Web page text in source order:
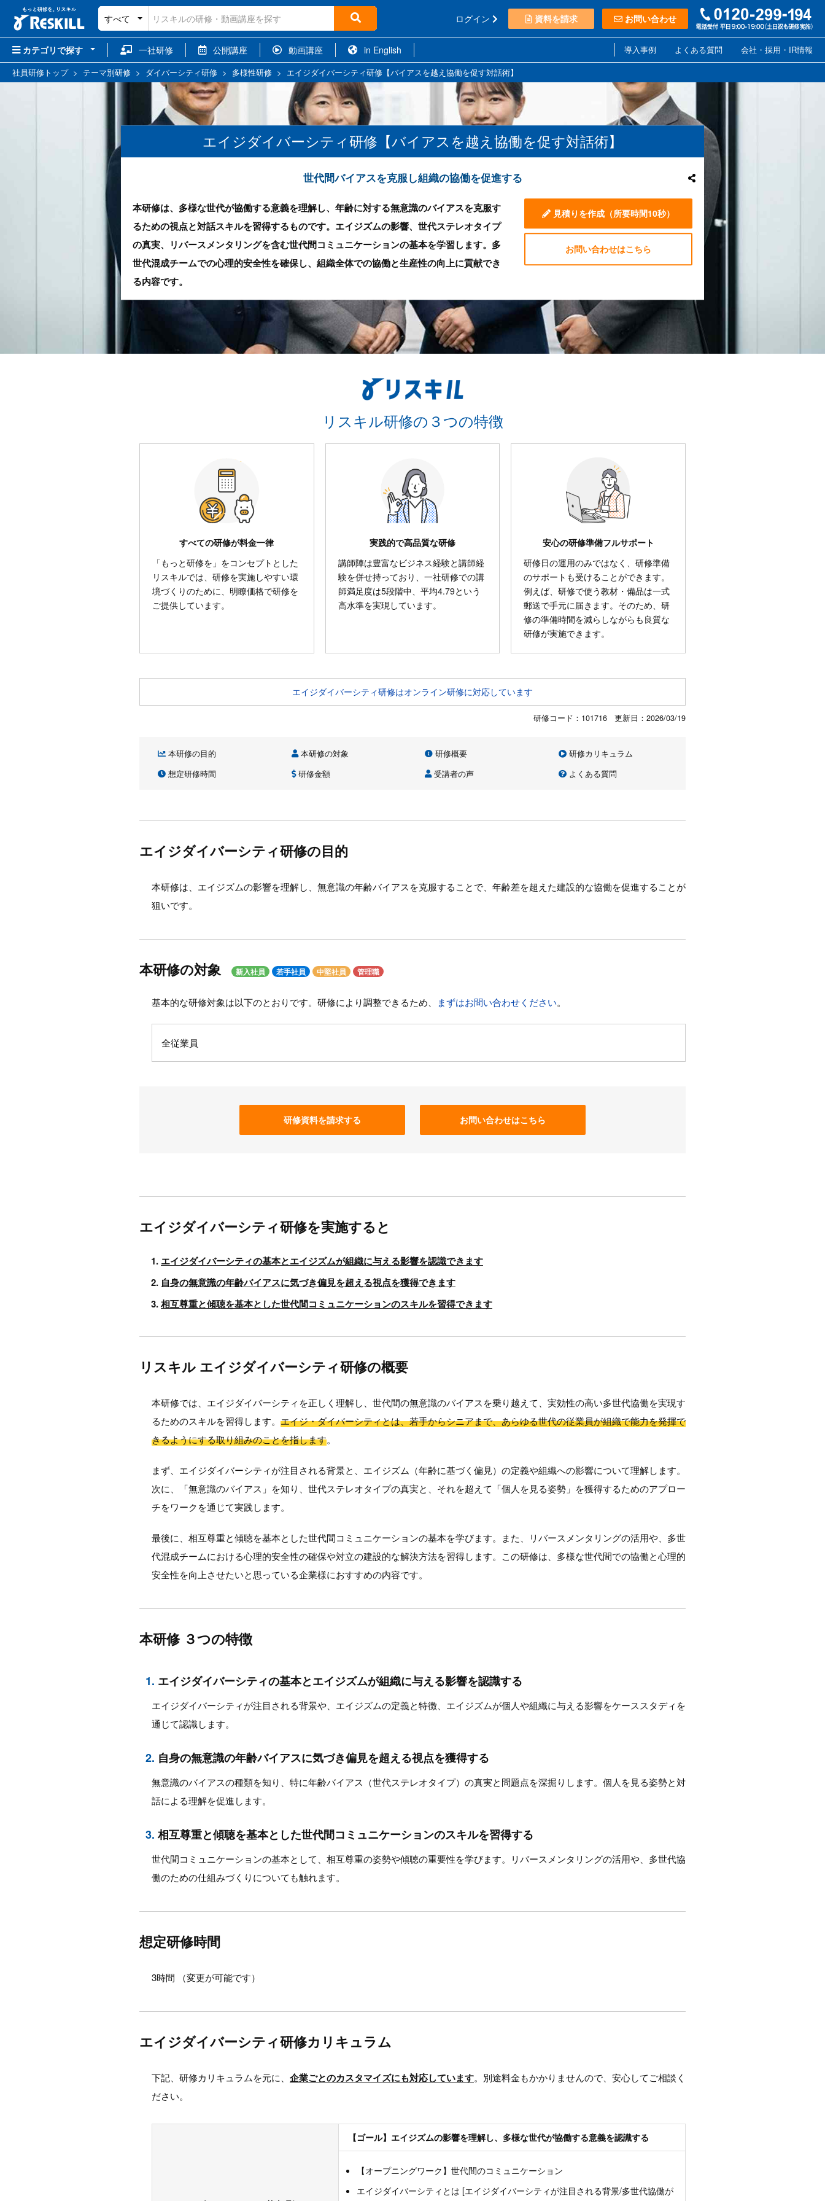
すべて ログイン 資料を請求 お問い合わせ
カテゴリで探す 一社研修 公開講座 動画講座 in English 導入事例 よくある質問
会社・採用・IR情報
社員研修トップ> テーマ別研修 > ダイバーシティ研修 > 多様性研修 > エイジダイバーシティ研修【バイアスを越え協働を促す対話術】
エイジダイバーシティ研修【バイアスを越え協働を促す対話術】
世代間バイアスを克服し組織の協働を促進する
本研修は、多様な世代が協働する意義を理解し、年齢に対する無意識のバイアスを克服す
るための視点と対話スキルを習得するものです。エイジズムの影響、世代ステレオタイプ
の真実、リバースメンタリングを含む世代間コミュニケーションの基本を学習します。多
世代混成チームでの心理的安全性を確保し、組織全体での協働と生産性の向上に貢献でき
る内容です。
見積りを作成 （所要時間10秒）
お問い合わせはこちら
リスキル研修の３つの特徴
すべての研修が料金一律
「もっと研修を」をコンセプトとした
リスキルでは、研修を実施しやすい環
境づくりのために、明瞭価格で研修を
ご提供しています。
実践的で高品質な研修
講師陣は豊富なビジネス経験と講師経
験を併せ持っており、一社研修での講
師満足度は5段階中、平均4.79という
高水準を実現しています。
安心の研修準備フルサポート
研修日の運用のみではなく、研修準備
のサポートも受けることができます。
例えば、研修で使う教材・備品は一式
郵送で手元に届きます。そのため、研
修の準備時間を減らしながらも良質な
研修が実施できます。
エイジダイバーシティ研修はオンライン研修に対応しています
研修コード：101716 更新日： 2026/03/19
本研修の目的 本研修の対象 研修概要
研修カリキュラム
想定研修時間
研修金額 受講者の声 よくある質問
エイジダイバーシティ研修の目的
本研修は、エイジズムの影響を理解し、無意識の年齢バイアスを克服することで、年齢差を超えた建設的な協働を促進することが
狙いです。
本研修の対象 新入社員 若手社員 中堅社員 管理職
基本的な研修対象は以下のとおりです。研修により調整できるため、 まずはお問い合わせください。
全従業員
研修資料を請求する お問い合わせはこちら
エイジダイバーシティ研修を実施すると
エイジダイバーシティの基本とエイジズムが組織に与える影響を認識できます
自身の無意識の年齢バイアスに気づき偏見を超える視点を獲得できます
相互尊重と傾聴を基本とした世代間コミュニケーションのスキルを習得できます
リスキル エイジダイバーシティ研修の概要
本研修では、エイジダイバーシティを正しく理解し、世代間の無意識のバイアスを乗り越えて、実効性の高い多世代協働を実現す
るためのスキルを習得します。 エイジ・ダイバーシティとは、若手からシニアまで、あらゆる世代の従業員が組織で能力を発揮で
きるようにする取り組みのことを指します。
まず、エイジダイバーシティが注目される背景と、エイジズム（年齢に基づく偏見）の定義や組織への影響について理解します。
次に、「無意識のバイアス」を知り、世代ステレオタイプの真実と、それを超えて「個人を見る姿勢」を獲得するためのアプロー
チをワークを通じて実践します。
最後に、相互尊重と傾聴を基本とした世代間コミュニケーションの基本を学びます。また、リバースメンタリングの活用や、多世
代混成チームにおける心理的安全性の確保や対立の建設的な解決方法を習得します。この研修は、多様な世代間での協働と心理的
安全性を向上させたいと思っている企業様におすすめの内容です。
本研修 ３つの特徴
1. エイジダイバーシティの基本とエイジズムが組織に与える影響を認識する
エイジダイバーシティが注目される背景や、エイジズムの定義と特徴、エイジズムが個人や組織に与える影響をケーススタディを
通じて認識します。
2. 自身の無意識の年齢バイアスに気づき偏見を超える視点を獲得する
無意識のバイアスの種類を知り、特に年齢バイアス（世代ステレオタイプ）の真実と問題点を深掘りします。個人を見る姿勢と対
話による理解を促進します。
3. 相互尊重と傾聴を基本とした世代間コミュニケーションのスキルを習得する
世代間コミュニケーションの基本として、相互尊重の姿勢や傾聴の重要性を学びます。リバースメンタリングの活用や、多世代協
働のための仕組みづくりについても触れます。
想定研修時間
3時間 （変更が可能です）
エイジダイバーシティ研修カリキュラム
下記、研修カリキュラムを元に、 企業ごとのカスタマイズにも対応しています。別途料金もかかりませんので、安心してご相談く
ださい。
【ゴール】エイジズムの影響を理解し、多様な世代が協働する意義を認識する
【オープニングワーク】世代間のコミュニケーション
エイジダイバーシティとは [エイジダイバーシティが注目される背景/多世代協働が